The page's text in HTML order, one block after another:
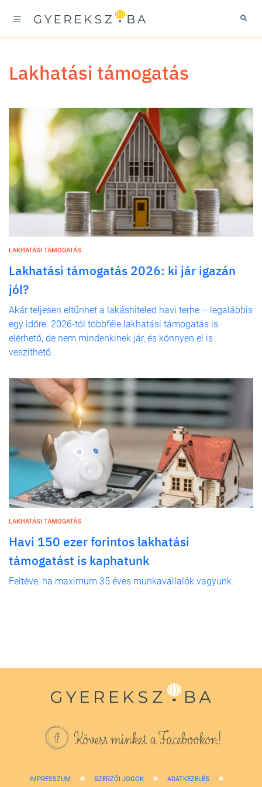
lakhatási támogatás
LAKHATÁSI TÁMOGATÁS
Lakhatási támogatás 2026: ki jár igazán
jól?
Akár teljesen eltűnhet a lakáshiteled havi terhe – legalábbis
egy időre. 2026-tól többféle lakhatási támogatás is
elérhető, de nem mindenkinek jár, és könnyen el is
veszíthető.
LAKHATÁSI TÁMOGATÁS
Havi 150 ezer forintos lakhatási
támogatást is kaphatunk
Feltéve, ha maximum 35 éves munkavállalók vagyunk.
Kövess minket a Facebookon!
IMPRESSZUM SZERZŐI JOGOK ADATKEZELÉS